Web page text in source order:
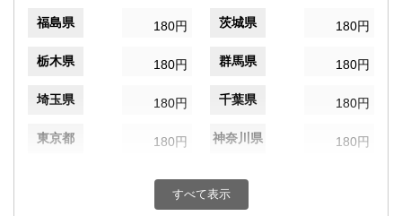
福島県 180円 茨城県 180円
栃木県 180円 群馬県 180円
埼玉県 180円 千葉県 180円
東京都 180円 神奈川県 180円
180円 富山県
すべて表示